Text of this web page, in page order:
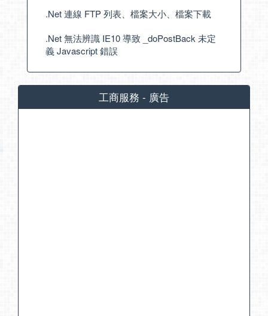
.Net 連線 FTP 列表、檔案大小、檔案下載
.Net 無法辨識 IE10 導致 _doPostBack 未定
義 Javascript 錯誤
工商服務 - 廣告